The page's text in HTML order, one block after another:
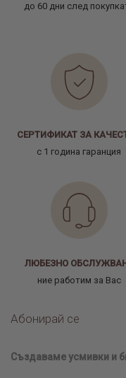
до 60 дни след
СЕРТИФИКАТ ЗА
с 1 година гаранция
ЛЮБЕЗНО
ние работим за Вас
Абонирай се
Създаваме усмивки и